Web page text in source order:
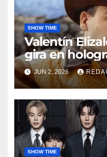
SHOW TIME
Valentín
gira en
JUN 2, 2026
SHOW TIME